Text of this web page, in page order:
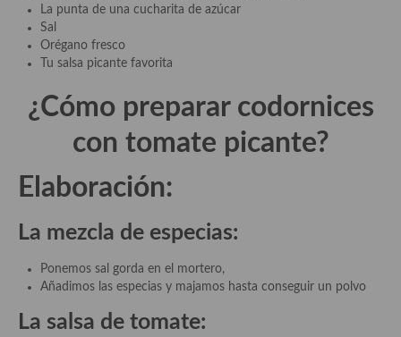
Aves
Carne
Postres y dulces
Postres con frutas
Quesos, recetas
Salazones y encurtidos
Recetas de Cuaresma
Recetas maridadas con los mejores AOVES
La punta de una cucharita de azúcar
Sal
Orégano fresco
Tu salsa picante favorita
¿Cómo preparar codornices
con tomate picante?
Elaboración:
La mezcla de especias:
Ponemos sal gorda en el mortero,
Añadimos las especias y majamos hasta conseguir un polvo
La salsa de tomate: